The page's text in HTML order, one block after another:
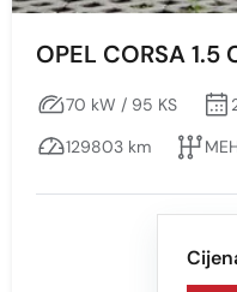
OPEL CORSA 1.5
70 kW / 95 KS
129803 km